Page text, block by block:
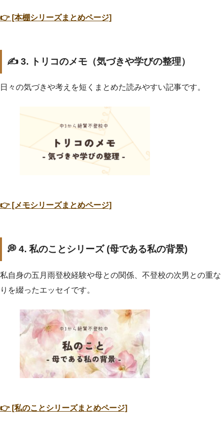
👉 [本棚シリーズまとめページ]
✍️ 3. トリコのメモ（気づきや学びの整理）
日々の気づきや考えを短くまとめた読みやすい記事です。
👉 [メモシリーズまとめページ]
💭 4. 私のことシリーズ (母である私の背景)
私自身の五月雨登校経験や母との関係、不登校の次男との重な
りを綴ったエッセイです。
👉 [私のことシリーズまとめページ]